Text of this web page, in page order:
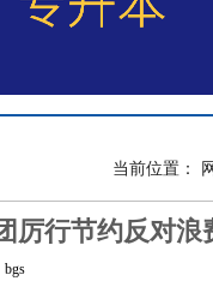
当前位置：
行节约反对浪
bgs